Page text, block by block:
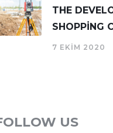
THE
SHOPPING
7 EKIM 2020
US